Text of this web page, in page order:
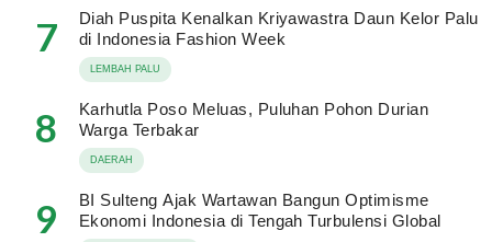
7
Diah Puspita Kenalkan Kriyawastra Daun Kelor Palu
di Indonesia Fashion Week
LEMBAH PALU
8
Karhutla Poso Meluas, Puluhan Pohon Durian
Warga Terbakar
DAERAH
9
BI Sulteng Ajak Wartawan Bangun Optimisme
Ekonomi Indonesia di Tengah Turbulensi Global